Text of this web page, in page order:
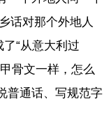
话对那个外地人
“从意大利过
骨文一样，怎么
普通话、写规范字